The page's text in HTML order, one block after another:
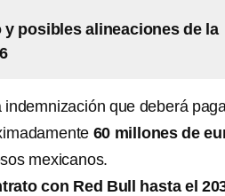
posibles alineaciones de la
indemnización que deberá
60 millones de
mexicanos.
con Red Bull hasta el